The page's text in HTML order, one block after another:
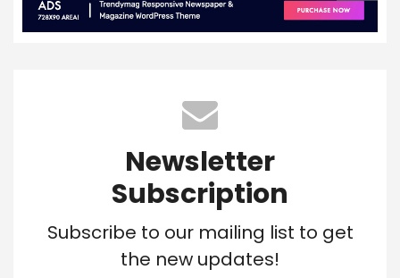
Newsletter
Subscription
Subscribe to our mailing list to get
the new updates!